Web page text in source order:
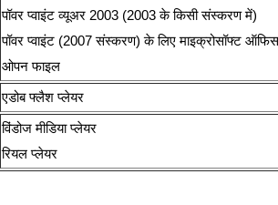
पॉवर प्‍वाइंट व्‍यूअर 2003 (2003 के किसी संस्‍करण में)
पॉवर प्‍वाइंट (2007 संस्‍करण) के लिए माइक्रोसॉफ्ट
ओपन फाइल
एडोब फ्लैश प्‍लेयर
विंडोज मीडिया प्‍लेयर
रियल प्‍लेयर